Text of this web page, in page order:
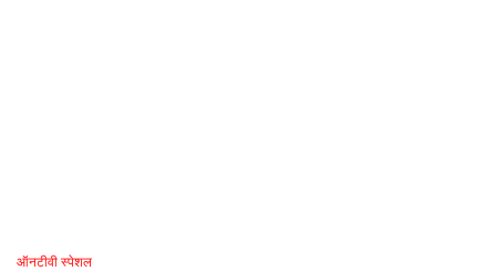
ऑनटीवी स्पेशल